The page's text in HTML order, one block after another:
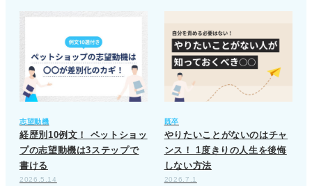
志望動機
経歴別10例文！ ペットショッ
プの志望動機は3ステップで
書ける
2026.5.14
既卒
やりたいことがないのはチャ
ンス！ 1度きりの人生を後悔
しない方法
2026.7.1